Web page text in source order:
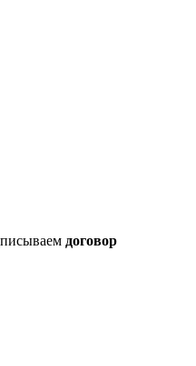
договор